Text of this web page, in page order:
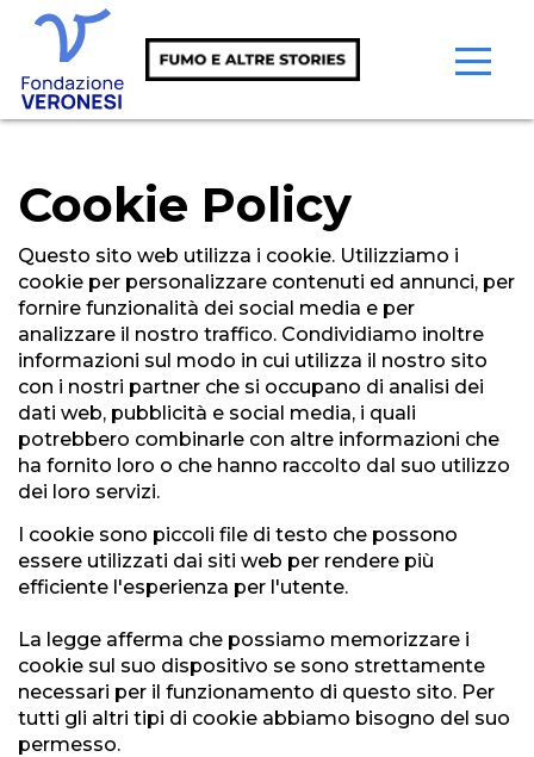
Cookie Policy
Questo sito web utilizza i cookie. Utilizziamo i
cookie per personalizzare contenuti ed annunci, per
fornire funzionalità dei social media e per
analizzare il nostro traffico. Condividiamo inoltre
informazioni sul modo in cui utilizza il nostro sito
con i nostri partner che si occupano di analisi dei
dati web, pubblicità e social media, i quali
potrebbero combinarle con altre informazioni che
ha fornito loro o che hanno raccolto dal suo utilizzo
dei loro servizi.
I cookie sono piccoli file di testo che possono
essere utilizzati dai siti web per rendere più
efficiente l'esperienza per l'utente.
La legge afferma che possiamo memorizzare i
cookie sul suo dispositivo se sono strettamente
necessari per il funzionamento di questo sito. Per
tutti gli altri tipi di cookie abbiamo bisogno del suo
permesso.